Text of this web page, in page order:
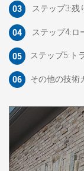
03 ステップ3:残
04 ステップ4:ロ
05 ステップ5:ト
06 その他の技術